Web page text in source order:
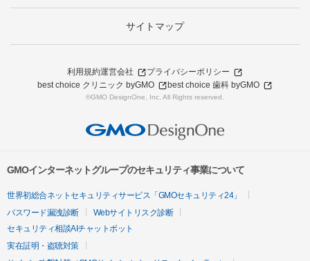
サイトマップ
利用規約運営会社
プライバシーポリシー
best choice クリニック byGMO
best choice 歯科 byGMO
©GMO DesignOne, Inc. All Rights reserved.
GMOインターネットグループのセキュリティ事業について
世界初総合ネットセキュリティサービス「GMOセキュリティ24」
パスワード漏洩診断
Webサイトリスク診断
セキュリティ相談AIチャットボット
実在証明・盗聴対策